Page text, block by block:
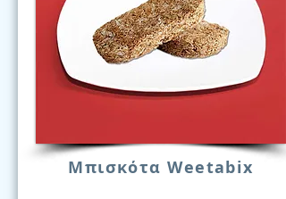
Μπισκότα Weetabix